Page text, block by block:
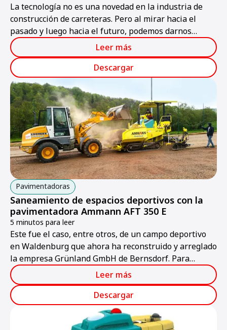
La tecnología no es una novedad en la industria de
construcción de carreteras. Pero al mirar hacia el
pasado y luego hacia el futuro, podemos darnos
cuenta de que nos encontramos en medio de una
revolución tecnológica que beneficiará a aquellos que
se adapten a los cambios. Todos los demás, quedarán
rezagados.
Leer más
Descargar
Pavimentadoras
Saneamiento de espacios deportivos con la
pavimentadora Ammann AFT 350 E
5 minutos para leer
Este fue el caso, entre otros, de un campo deportivo
en Waldenburg que ahora ha reconstruido y arreglado
la empresa Grünland GmbH de Bernsdorf. Para
conseguir un estado final del campo deportivo óptimo
y con alta precisión, la empresa empleó una
pavimentadora
Leer más
Descargar